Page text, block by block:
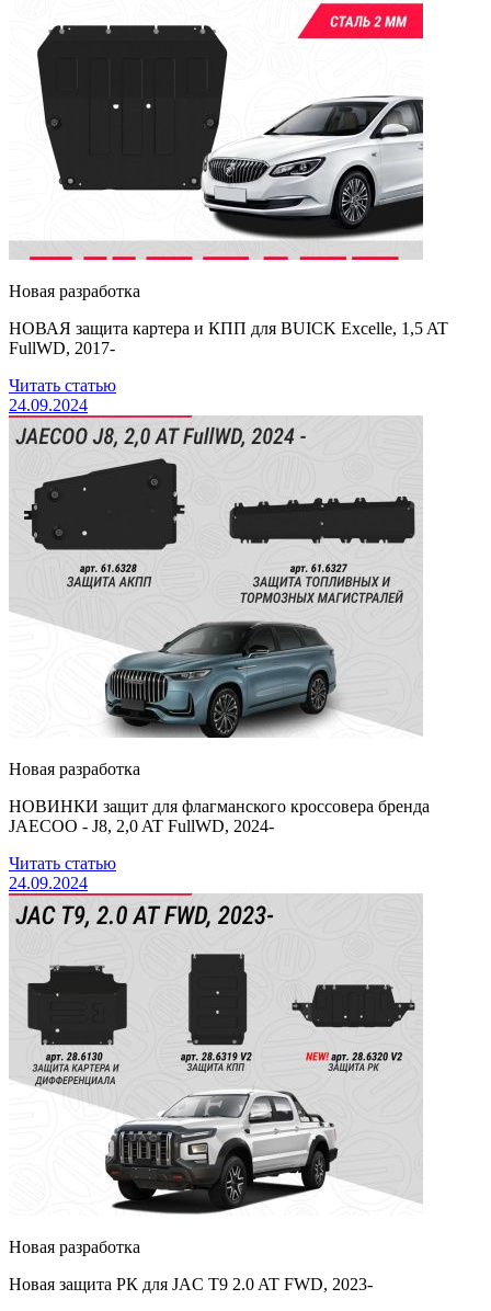
Новая разработка
НОВАЯ защита картера и КПП для BUICK Excelle, 1,5 AT
FullWD, 2017-
Читать статью
24.09.2024
Новая разработка
НОВИНКИ защит для флагманского кроссовера бренда
JAECOO - J8, 2,0 AT FullWD, 2024-
Читать статью
24.09.2024
Новая разработка
Новая защита РК для JAC T9 2.0 AT FWD, 2023-